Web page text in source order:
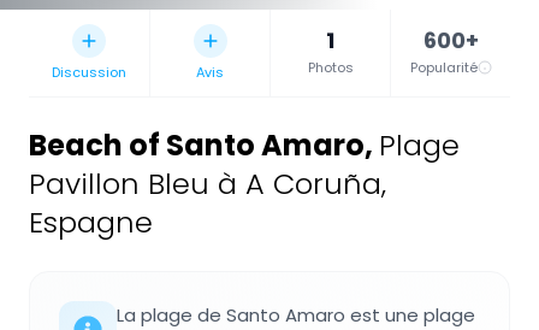
Discussion Avis
1
Photos
600+
Popularité
Beach of Santo Amaro, Plage
Pavillon Bleu à A Coruña,
Espagne
La plage de Santo Amaro est une plage